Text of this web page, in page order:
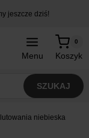
jeszcze dziś!
Menu Koszyk
0
SZUKAJ
niebieska